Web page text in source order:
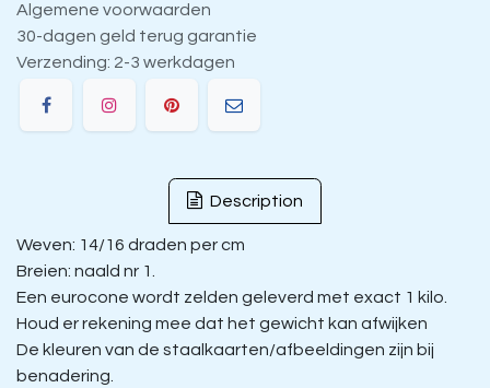
Algemene voorwaarden
30-dagen geld terug garantie
Verzending: 2-3 werkdagen
Description
Weven: 14/16 draden per cm
Breien: naald nr 1.
Een eurocone wordt zelden geleverd met exact 1 kilo.
Houd er rekening mee dat het gewicht kan afwijken
De kleuren van de staalkaarten/afbeeldingen zijn bij
benadering.